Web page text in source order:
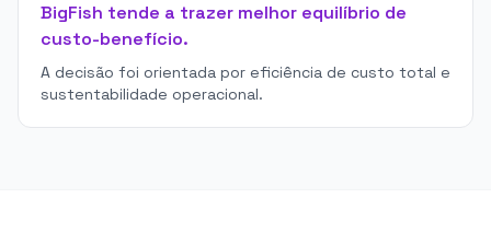
BigFish tende a trazer melhor equilíbrio de
custo-benefício.
A decisão foi orientada por eficiência de custo total e
sustentabilidade operacional.